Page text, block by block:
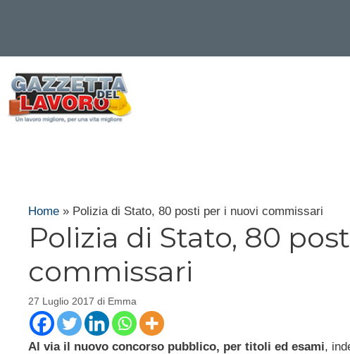
contenuto
Home » Polizia di Stato, 80 posti per i nuovi commissari
Polizia di Stato, 80
commissari
27 Luglio 2017 di Emma
Al via il nuovo concorso pubblico, per titoli ed esami,